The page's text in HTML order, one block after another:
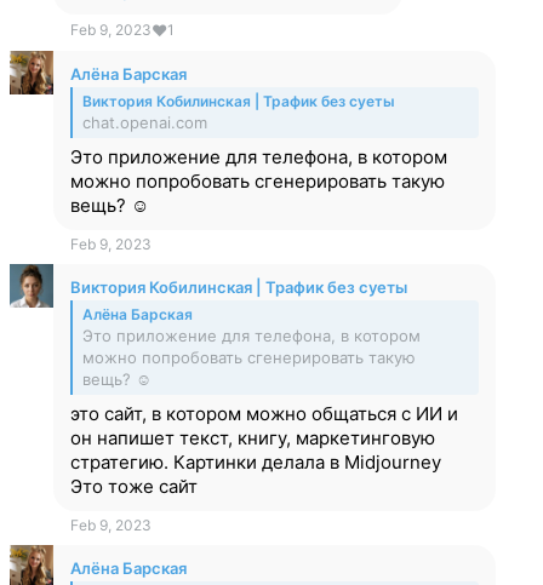
Feb 9, 2023❤1
Алёна Барская
Виктория Кобилинская | Трафик без суеты
chat.openai.com
Это приложение для телефона, в котором
можно попробовать сгенерировать такую
вещь? ☺️
Feb 9, 2023
Виктория Кобилинская | Трафик без суеты
Алёна Барская
Это приложение для телефона, в котором
можно попробовать сгенерировать такую
вещь? ☺️
это сайт, в котором можно общаться с ИИ и
он напишет текст, книгу, маркетинговую
стратегию. Картинки делала в Midjourney
Это тоже сайт
Feb 9, 2023
Алёна Барская